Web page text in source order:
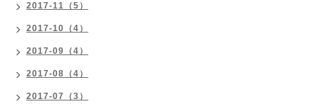
2017-11（5）
2017-10（4）
2017-09（4）
2017-08（4）
2017-07（3）